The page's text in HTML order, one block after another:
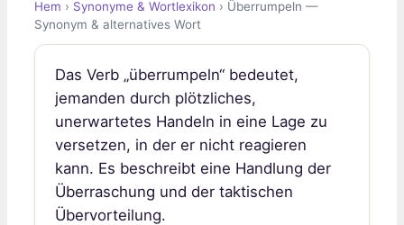
Hem › Synonyme & Wortlexikon › Überrumpeln —
Synonym & alternatives Wort
Das Verb „überrumpeln“ bedeutet,
jemanden durch plötzliches,
unerwartetes Handeln in eine Lage zu
versetzen, in der er nicht reagieren
kann. Es beschreibt eine Handlung der
Überraschung und der taktischen
Übervorteilung.